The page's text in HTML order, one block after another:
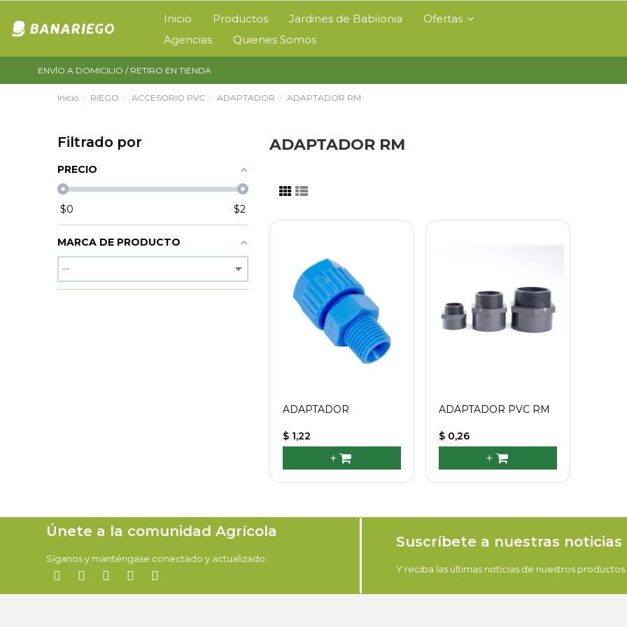
Inicio Productos Jardines de Babilonia
Ofertas
Agencias
Quienes Somos
ENVÍO A DOMICILIO / RETIRO EN TIENDA
Inicio RIEGO ACCESORIO PVC ADAPTADOR ADAPTADOR RM
ADAPTADOR RM
ADAPTADOR
$ 1,22
+
ADAPTADOR PVC RM
$ 0,26
+
Filtrado por
PRECIO
$0 $2
MARCA DE PRODUCTO
Únete a la comunidad Agrícola
Síganos y manténgase conectado y actualizado:
Suscríbete a nuestras noticias
Y reciba las últimas noticias de nuestros productos.